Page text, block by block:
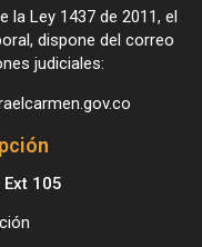
la Ley 1437 de 2011, el
dispone del correo
judiciales:
105